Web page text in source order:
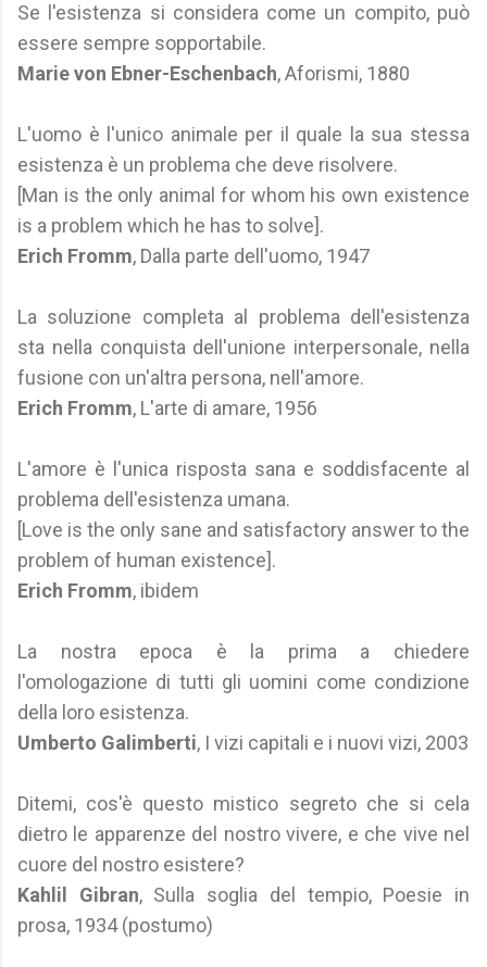
Se l'esistenza si considera come un compito, può
essere sempre sopportabile.
Marie von Ebner-Eschenbach, Aforismi, 1880
L'uomo è l'unico animale per il quale la sua stessa
esistenza è un problema che deve risolvere.
[Man is the only animal for whom his own existence
is a problem which he has to solve].
Erich Fromm, Dalla parte dell'uomo, 1947
La soluzione completa al problema dell'esistenza
sta nella conquista dell'unione interpersonale, nella
fusione con un'altra persona, nell'amore.
Erich Fromm, L'arte di amare, 1956
L'amore è l'unica risposta sana e soddisfacente al
problema dell'esistenza umana.
[Love is the only sane and satisfactory answer to the
problem of human existence].
Erich Fromm, ibidem
La nostra epoca è la prima a chiedere
l'omologazione di tutti gli uomini come condizione
della loro esistenza.
Umberto Galimberti, I vizi capitali e i nuovi vizi, 2003
Ditemi, cos'è questo mistico segreto che si cela
dietro le apparenze del nostro vivere, e che vive nel
cuore del nostro esistere?
Kahlil Gibran, Sulla soglia del tempio, Poesie in
prosa, 1934 (postumo)